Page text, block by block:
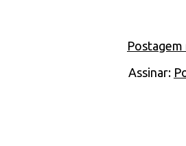
Postagem
Assinar: